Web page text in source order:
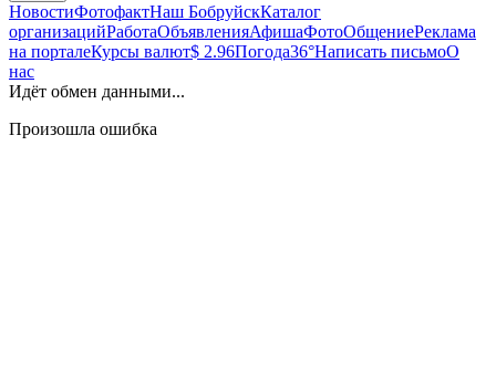
НовостиФотофактНаш БобруйскКаталог
организацийРаботаОбъявленияАфишаФотоОбщениеРеклама
на порталеКурсы валют$ 2.96Погода36°Написать письмоО
нас
Идёт обмен данными...
Произошла ошибка